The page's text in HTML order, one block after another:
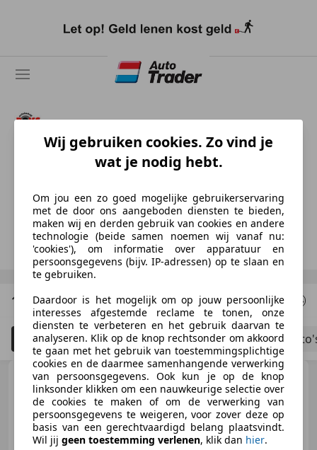
naar
Autobedrijf Gerrit Boks B.V.
NL-7324 AB APELDOORN
Afdeling Verkoop
Toon nummer
1 Resultatenvoor uw zoekopdracht
Filteren 5 Bouwjaar tot 2006
Porsche 9973.8 Carrera 4S
355PK Navigatie 19LMV Volleder
inte
Wij gebruiken cookies. Zo vind je
wat je nodig hebt.
Om jou een zo goed mogelijke gebruikerservaring
met de door ons aangeboden diensten te bieden,
maken wij en derden gebruik van cookies en andere
technologie (beide samen noemen wij vanaf nu:
'cookies'), om informatie over apparatuur en
persoonsgegevens (bijv. IP-adressen) op te slaan en
te gebruiken.
Daardoor is het mogelijk om op jouw persoonlijke
interesses afgestemde reclame te tonen, onze
diensten te verbeteren en het gebruik daarvan te
analyseren. Klik op de knop rechtsonder om akkoord
te gaan met het gebruik van toestemmingsplichtige
cookies en de daarmee samenhangende verwerking
van persoonsgegevens. Ook kun je op de knop
linksonder klikken om een nauwkeurige selectie over
de cookies te maken of om de verwerking van
persoonsgegevens te weigeren, voor zover deze op
basis van een gerechtvaardigd belang plaatsvindt.
Wil jij geen toestemming verlenen, klik dan hier.